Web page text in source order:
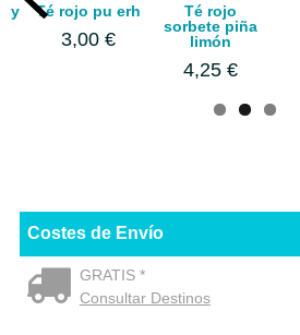
Costes de Envío
GRATIS *
Consultar Destinos
y
Té rojo pu erh
3,00 €
Té rojo
sorbete piña
limón
4,25 €